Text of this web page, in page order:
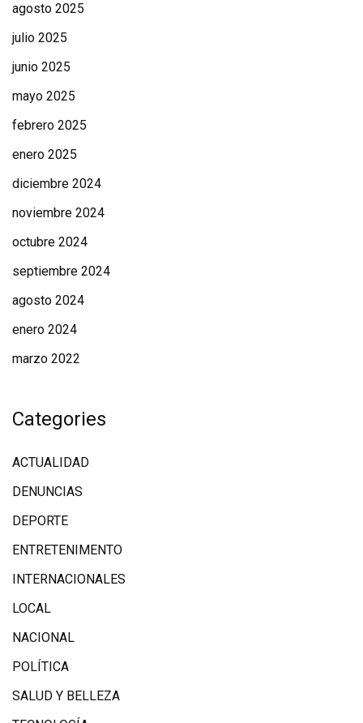
agosto 2025
julio 2025
junio 2025
mayo 2025
febrero 2025
enero 2025
diciembre 2024
noviembre 2024
octubre 2024
septiembre 2024
agosto 2024
enero 2024
marzo 2022
Categories
ACTUALIDAD
DENUNCIAS
DEPORTE
ENTRETENIMENTO
INTERNACIONALES
LOCAL
NACIONAL
POLÍTICA
SALUD Y BELLEZA